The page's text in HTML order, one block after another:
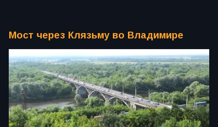
Мост через Клязьму во Владимире